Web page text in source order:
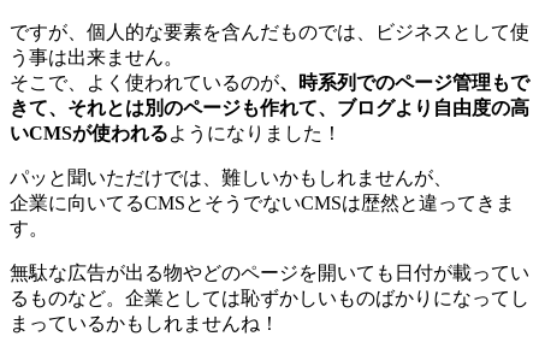
ですが、個人的な要素を含んだものでは、ビジネスとして使
う事は出来ません。
そこで、よく使われているのが、時系列でのページ管理もで
きて、それとは別のページも作れて、ブログより自由度の高
いCMSが使われるようになりました！
パッと聞いただけでは、難しいかもしれませんが、
企業に向いてるCMSとそうでないCMSは歴然と違ってきま
す。
無駄な広告が出る物やどのページを開いても日付が載ってい
るものなど。企業としては恥ずかしいものばかりになってし
まっているかもしれませんね！